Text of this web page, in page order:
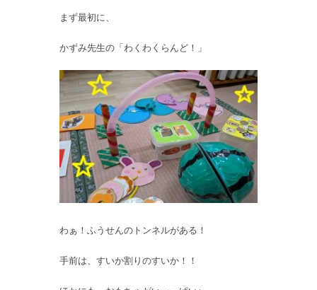
まず最初に、
かずみ先生の「わくわくらんど！」
わぁ！ふうせんのトンネルがある！
手前は、すいか割りのすいか！！